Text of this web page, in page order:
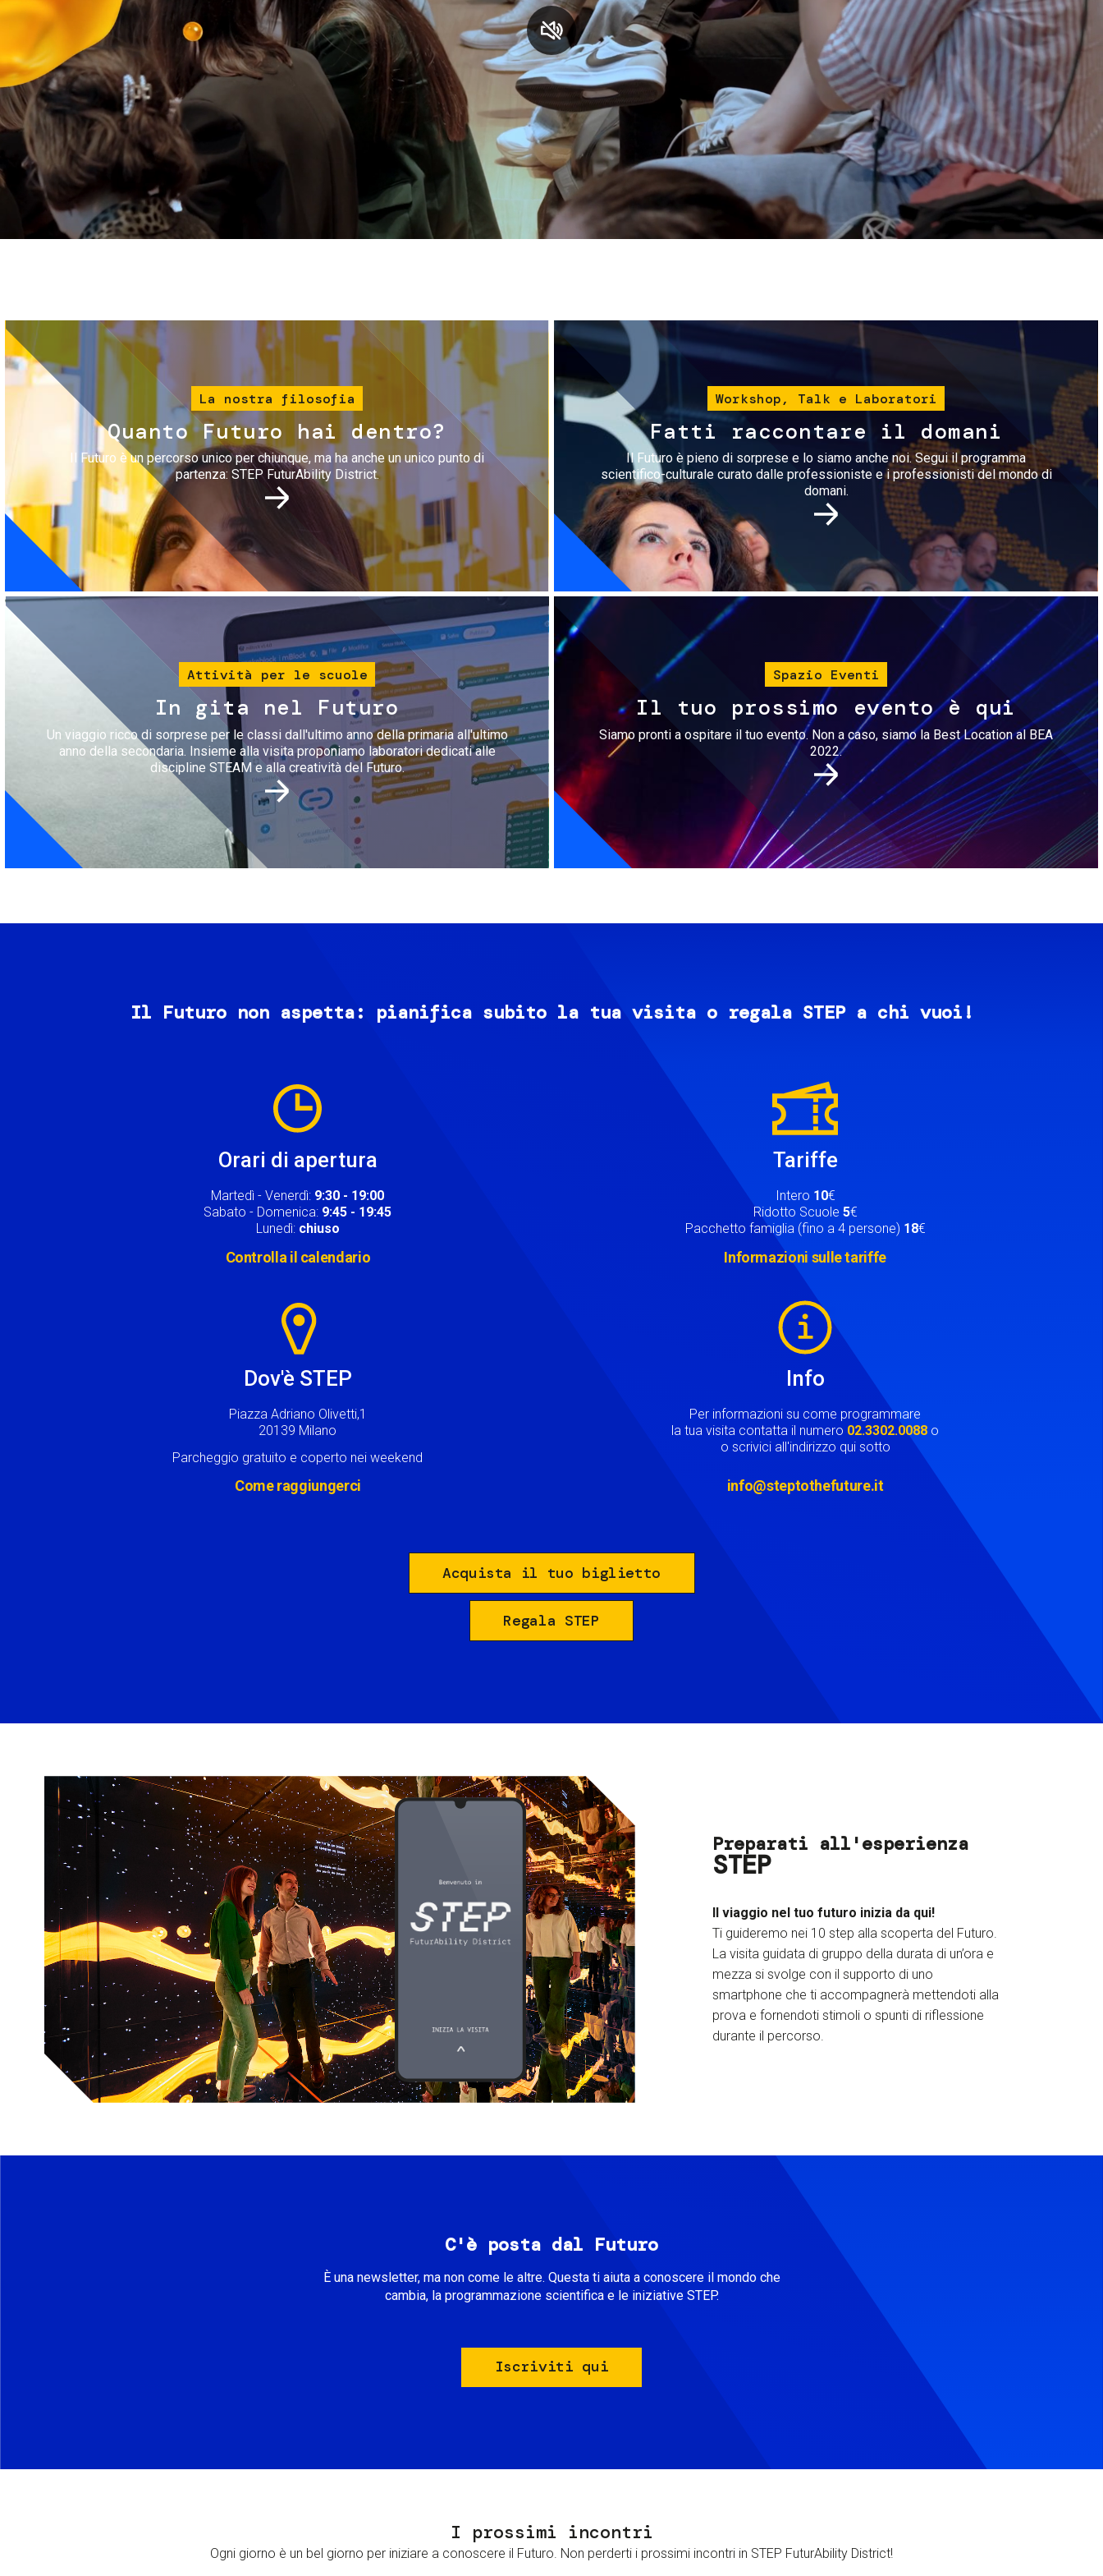
Servizi e accessibilità
Contatti
Biglietti
Immagine
La nostra filosofia
Quanto Futuro hai dentro?
Il Futuro è un percorso unico per chiunque, ma ha anche un unico punto di
partenza: STEP FuturAbility District.
Immagine
Workshop, Talk e Laboratori
Fatti raccontare il domani
Il Futuro è pieno di sorprese e lo siamo anche noi. Segui il programma
scientifico-culturale curato dalle professioniste e i professionisti del mondo di
domani.
Immagine
Attività per le scuole
In gita nel Futuro
Un viaggio ricco di sorprese per le classi dall'ultimo anno della primaria all'ultimo
anno della secondaria. Insieme alla visita proponiamo laboratori dedicati alle
discipline STEAM e alla creatività del Futuro.
Immagine
Spazio Eventi
Il tuo prossimo evento è qui
Siamo pronti a ospitare il tuo evento. Non a caso, siamo la Best Location al BEA
2022.
Il Futuro non aspetta: pianifica subito la tua visita o regala STEP a chi vuoi!
Orari di apertura
Martedì - Venerdì: 9:30 - 19:00
Sabato - Domenica: 9:45 - 19:45
Lunedì: chiuso
Controlla il calendario
Tariffe
Intero 10€
Ridotto Scuole 5€
Pacchetto famiglia (fino a 4 persone) 18€
Informazioni sulle tariffe
Dov'è STEP
Piazza Adriano Olivetti,1
20139 Milano
Parcheggio gratuito e coperto nei weekend
Come raggiungerci
Info
Per informazioni su come programmare
la tua visita contatta il numero 02.3302.0088 o
o scrivici all'indirizzo qui sotto
info@steptothefuture.it
Acquista il tuo biglietto
Regala STEP
Preparati all'esperienza
STEP
Il viaggio nel tuo futuro inizia da qui!
Ti guideremo nei 10 step alla scoperta del Futuro.
La visita guidata di gruppo della durata di un’ora e
mezza si svolge con il supporto di uno
smartphone che ti accompagnerà mettendoti alla
prova e fornendoti stimoli o spunti di riflessione
durante il percorso.
C'è posta dal Futuro
È una newsletter, ma non come le altre. Questa ti aiuta a conoscere il mondo che
cambia, la programmazione scientifica e le iniziative STEP.
Iscriviti qui
I prossimi incontri
Ogni giorno è un bel giorno per iniziare a conoscere il Futuro. Non perderti i prossimi incontri in STEP FuturAbility District!